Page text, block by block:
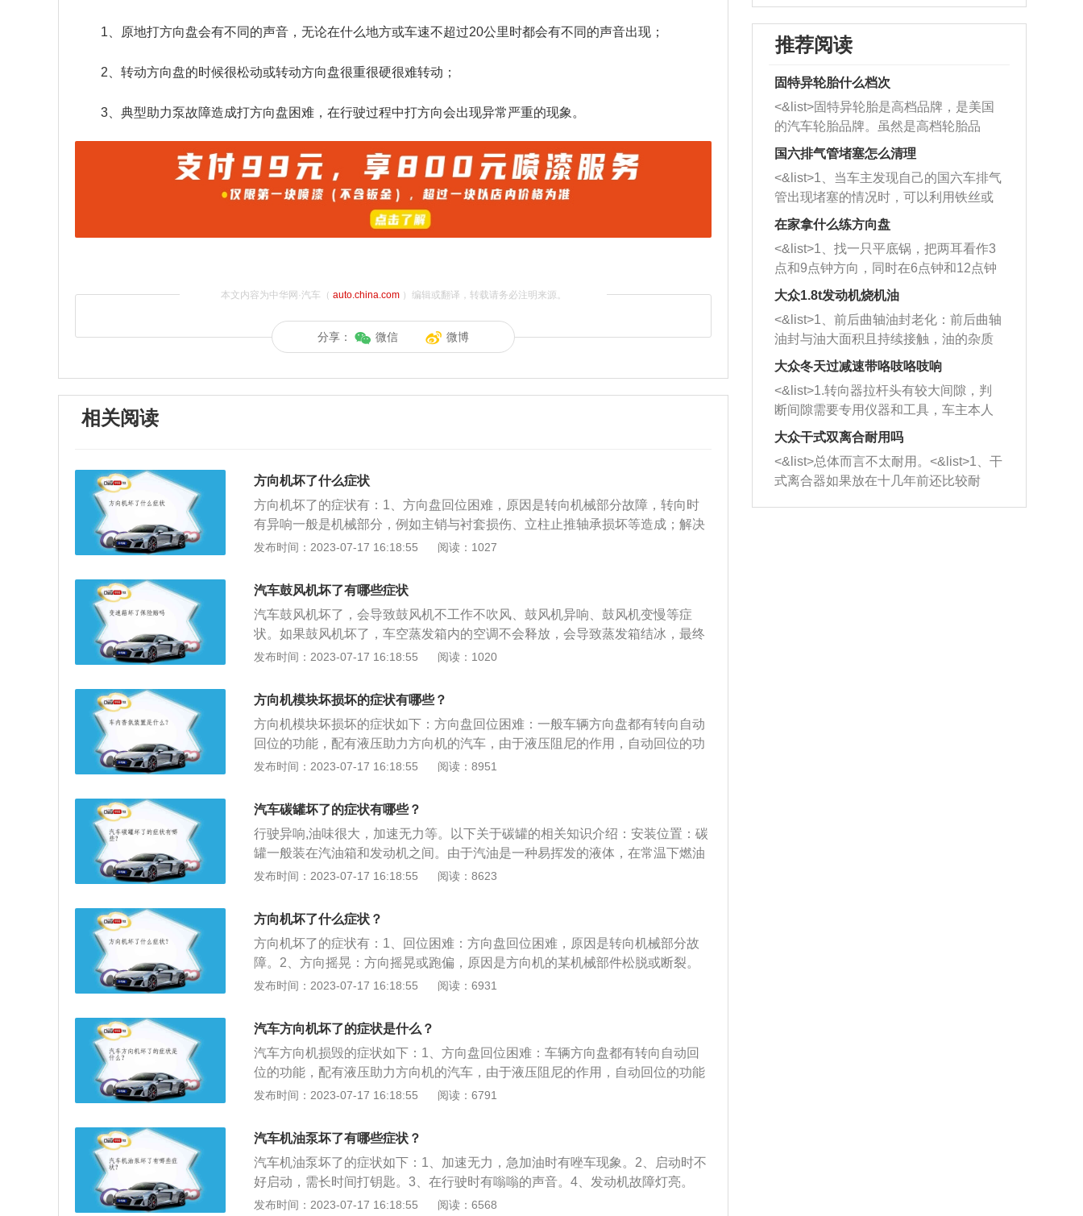
1、原地打方向盘会有不同的声音，无论在什么地方或车速不超过20公里时都会有不同的声音出现；
2、转动方向盘的时候很松动或转动方向盘很重很硬很难转动；
3、典型助力泵故障造成打方向盘困难，在行驶过程中打方向会出现异常严重的现象。
本文内容为中华网·汽车（ auto.china.com）编辑或翻译，转载请务必注明来源。
分享： 微信 微博
相关阅读
方向机坏了什么症状
方向机坏了的症状有：1、方向盘回位困难，原因是转向机械部分故障，转向时
有异响一般是机械部分，例如主销与衬套损伤、立柱止推轴承损坏等造成；解决
方法：检查时可以左、右打方向，观察响声的部位进行拆检；2、方向摇晃或跑
厂检查，个人车主无法解决此问题或容易使汽车产生新的问题，造成不必要的损
决方法：建议去维修厂或者4S店检查并更换密封部件；4、方向机漏油，原因是
方向机的密封圈或油管老化；解决方法：更换新的油封和密封圈就可解决。如果
其他部位漏油就很可能是转向机壳体沙眼或裂痕。细小的裂痕和沙眼可以用密封
驾驶方向盘的时候发现异响是从方向盘下面发出来的，应该检查一下转向柱和汽
车脚垫，因为安装在汽车后面的脚垫太大，与转向柱直接接触，会随着转向柱的
转动产生摩擦。如果没有润滑，就会产生摩擦声。在这种情况下，只需涂抹一些
证，分为机械式转向系统、机械式液压动力转向系统、电子液压助力转向系统。
都是配置了电子液压或电动助力系统，而机械式的转向器已经逐渐被淘汰。
发布时间：2023-07-17 16:18:55 阅读：1027
汽车鼓风机坏了有哪些症状
汽车鼓风机坏了，会导致鼓风机不工作不吹风、鼓风机异响、鼓风机变慢等症
状。如果鼓风机坏了，车空蒸发箱内的空调不会释放，会导致蒸发箱结冰，最终
导致车空调节异常运行。鼓风机不工作的原因：1、鼓风机不工作不吹风可能是
及时维修或者更换电源线；2、鼓风机里有异物；解决办法：首先将汽车的灰尘
过滤器拆下，就能看到鼓风机的叶片了；这时需要将鼓风机的开关打开，找到鼓
风机异响的原因，将杂物清除就可以了；3、鼓风机的保险出现了损坏；解决办
法：检查鼓风机的保险如果出现了损坏及时更换；4、车辆空调控制面板出现问
题；解决方法：建议车主去4s店或修理厂进行维修，个人车主无法解决此问题或
比如说轴承损坏；或者是故障问题；解决办法：需要去当地的售后或者是维修厂
对电压调节器进行维修。鼓风机风扇转速慢的原因首先查看是不是使用时间过
长，没有拆卸下来清理下灰尘，就这样积累了太多的灰尘，造成风扇转动起来会
灰尘对直流风扇的伤害是很大的。汽车鼓风机的作用是将空蒸发箱上方的风冷空
调节器是由压缩机、冷凝器、节流元件、蒸发器、鼓风机和必要的控制部件组
成，用于调节车内的温度和湿度，为乘客提供舒适的环境。如果汽车鼓风机坏
了，最好开着它去修理厂维修，因为需要拆手套箱或仪表板来检查鼓风机。汽车
鼓风机的供气系统由电机、调速电阻、控制开关三部分组成。
发布时间：2023-07-17 16:18:55 阅读：1020
方向机模块坏损坏的症状有哪些？
方向机模块坏损坏的症状如下：方向盘回位困难：一般车辆方向盘都有转向自动
回位的功能，配有液压助力方向机的汽车，由于液压阻尼的作用，自动回位的功
能有所减弱，但如果回位速度过慢，就说明回位功能有故障，这种故障一般都发
跑的倾向，当拱形较大时跑偏就较为明显则是外界的因素造成。在排除是汽车胎
轻：如果在打方向盘时感到一边转向轻快，另一半则转向沉重，出现这种症状一
般是由于负责密封一侧高压腔的密封件漏损所导致，还有一种可能就是由于该方
向的限位阀调整不当。
发布时间：2023-07-17 16:18:55 阅读：8951
汽车碳罐坏了的症状有哪些？
行驶异响,油味很大，加速无力等。以下关于碳罐的相关知识介绍：安装位置：碳
罐一般装在汽油箱和发动机之间。由于汽油是一种易挥发的液体，在常温下燃油
箱经常充满蒸气，燃料蒸发排放控制系统的作用是将蒸气引入燃烧并防止挥发到
汽油蒸发控制系统（EVAP）的一部分，该系统是为了避免发动机停止运转后燃
油蒸汽逸入大气而被引入。从1995年起，国家规定所有新出厂的汽车必须具备此
系统。这样做不但降低了排放，而且也降低了油耗。
发布时间：2023-07-17 16:18:55 阅读：8623
方向机坏了什么症状？
方向机坏了的症状有：1、回位困难：方向盘回位困难，原因是转向机械部分故
障。2、方向摇晃：方向摇晃或跑偏，原因是方向机的某机械部件松脱或断裂。
3、方向盘一边重一边轻：方向盘一边重一边轻，原因是负责密封一侧高压腔的
化。方向机是汽车用于转向功能的比较重要的零件，也是汽车行驶安全的重要保
证，分为机械式转向系统、机械式液压动力转向系统、电子液压助力转向系统。
发布时间：2023-07-17 16:18:55 阅读：6931
汽车方向机坏了的症状是什么？
汽车方向机损毁的症状如下：1、方向盘回位困难：车辆方向盘都有转向自动回
位的功能，配有液压助力方向机的汽车，由于液压阻尼的作用，自动回位的功能
有所减弱，但如果回位速度过慢，就说明回位功能有故障。这种故障一般都发生
偏跑的倾向，当拱形较大时跑偏就较为明显由外界的因素造成。在排除是汽车胎
压问题后，就很可能由方向机的某机械部件松脱或断裂造成。3、方向盘一边重
一边轻：车主在打方向盘时感到一边转向轻快，另一半则转向沉重，出现这种症
状一般由于负责密封一侧高压腔的密封件漏损所导致，还有一种可能就是由于该
方向的限位阀调整不当。4、方向机漏油：方向机漏油是比较明显的症状，当发
发布时间：2023-07-17 16:18:55 阅读：6791
汽车机油泵坏了有哪些症状？
汽车机油泵坏了的症状如下：1、加速无力，急加油时有唑车现象。2、启动时不
好启动，需长时间打钥匙。3、在行驶时有嗡嗡的声音。4、发动机故障灯亮。
5、发动机有抖动现象。相关资料如下：1、机油泵的作用是将机油提高到一定压
发布时间：2023-07-17 16:18:55 阅读：6568
推荐阅读
固特异轮胎什么档次
<&list>固特异轮胎是高档品牌，是美国
的汽车轮胎品牌。虽然是高档轮胎品
牌，但是中高低端的轮胎都有生产，这
也是为了更好的开拓市场。
国六排气管堵塞怎么清理
<&list>1、当车主发现自己的国六车排气
管出现堵塞的情况时，可以利用铁丝或
者是细棍，直接将杂物给取出来，如果
堵塞情况比较严重，也可以采取应急措
施。 <&list>2、直接利用木棍将所有的
杂物推到排气管里面的位置处，然后将
三元催化器拆解开，就可以将堵塞的东
西取出来。但如果是因为积碳过多引起
的堵塞，就需要将三元催化器泡在草酸
洗剂对堵塞的情况得到解决，将清洗剂
放在燃油箱中，与燃油混合后，车辆启
动时，就可以和汽油一起进入到燃烧
室，最后形成废气排出，就可以让三元
催化器得到清洗，排气管堵塞的情况就
能够得到解决。
在家拿什么练方向盘
<&list>1、找一只平底锅，把两耳看作3
点和9点钟方向，同时在6点钟和12点钟
方向做一个标记。 <&list>2、双手握住
一圈半的练习，往右同样也要打相同的
圈数。 <&list>3、最后强调要反复练
习，这样就可以形成肌肉记忆，在真实
驾驶车辆时，不需要记忆也能打好方
向。
大众1.8t发动机烧机油
<&list>1、前后曲轴油封老化：前后曲轴
油封与油大面积且持续接触，油的杂质
和发动机内持续温度变化使其密封效果
逐渐减弱，导致渗油或漏油。<&list>2、
活塞间隙过大：积碳会使活塞环与缸体
的间隙扩大，导致机油流入燃烧室中，
造成烧机油。<&list>3、机油粘度。使用
机油粘度过小的话，同样会有烧机油现
象，机油粘度过小具有很好的流动性，
大众冬天过减速带咯吱咯吱响
<&list>1.转向器拉杆头有较大间隙，判
断间隙需要专用仪器和工具，车主本人
无法制作，需要将车辆送到修理厂或4s
店；<&list>2.车辆半轴套管防尘罩破
裂，破裂后会出现漏油现象，使半轴磨
损严重，磨损的半轴容易损坏，产生异
响；<&list>3.稳定器的转向胶套和球头
大众干式双离合耐用吗
<&list>总体而言不太耐用。<&list>1、干
式离合器如果放在十几年前还比较耐